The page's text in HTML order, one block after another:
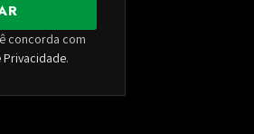
concorda com
.